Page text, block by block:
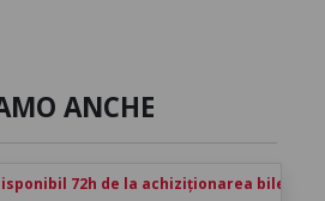
ANCHE
72h de la achiziționarea biletului